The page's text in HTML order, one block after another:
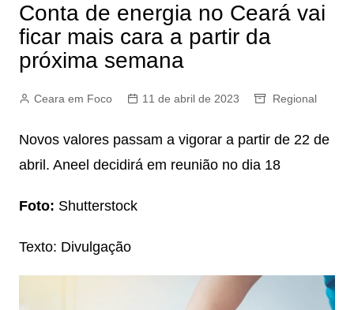
Conta de energia no Ceará vai
ficar mais cara a partir da
próxima semana
Ceara em Foco 11 de abril de 2023 Regional
Novos valores passam a vigorar a partir de 22 de
abril. Aneel decidirá em reunião no dia 18
Foto: Shutterstock
Texto: Divulgação